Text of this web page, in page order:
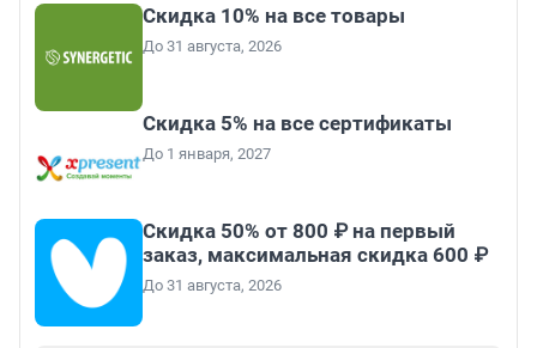
Скидка 10% на все товары
До 31 августа, 2026
Скидка 5% на все сертификаты
До 1 января, 2027
Скидка 50% от 800 ₽ на первый
заказ, максимальная скидка 600 ₽
До 31 августа, 2026